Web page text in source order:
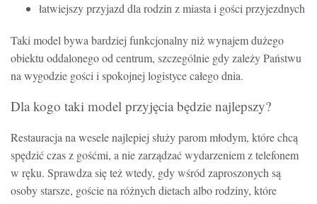
łatwiejszy przyjazd dla rodzin z miasta i gości przyjezdnych
Taki model bywa bardziej funkcjonalny niż wynajem dużego
obiektu oddalonego od centrum, szczególnie gdy zależy Państwu
na wygodzie gości i spokojnej logistyce całego dnia.
Dla kogo taki model przyjęcia będzie najlepszy?
Restauracja na wesele najlepiej służy parom młodym, które chcą
spędzić czas z gośćmi, a nie zarządzać wydarzeniem z telefonem
w ręku. Sprawdza się też wtedy, gdy wśród zaproszonych są
osoby starsze, goście na różnych dietach albo rodziny, które